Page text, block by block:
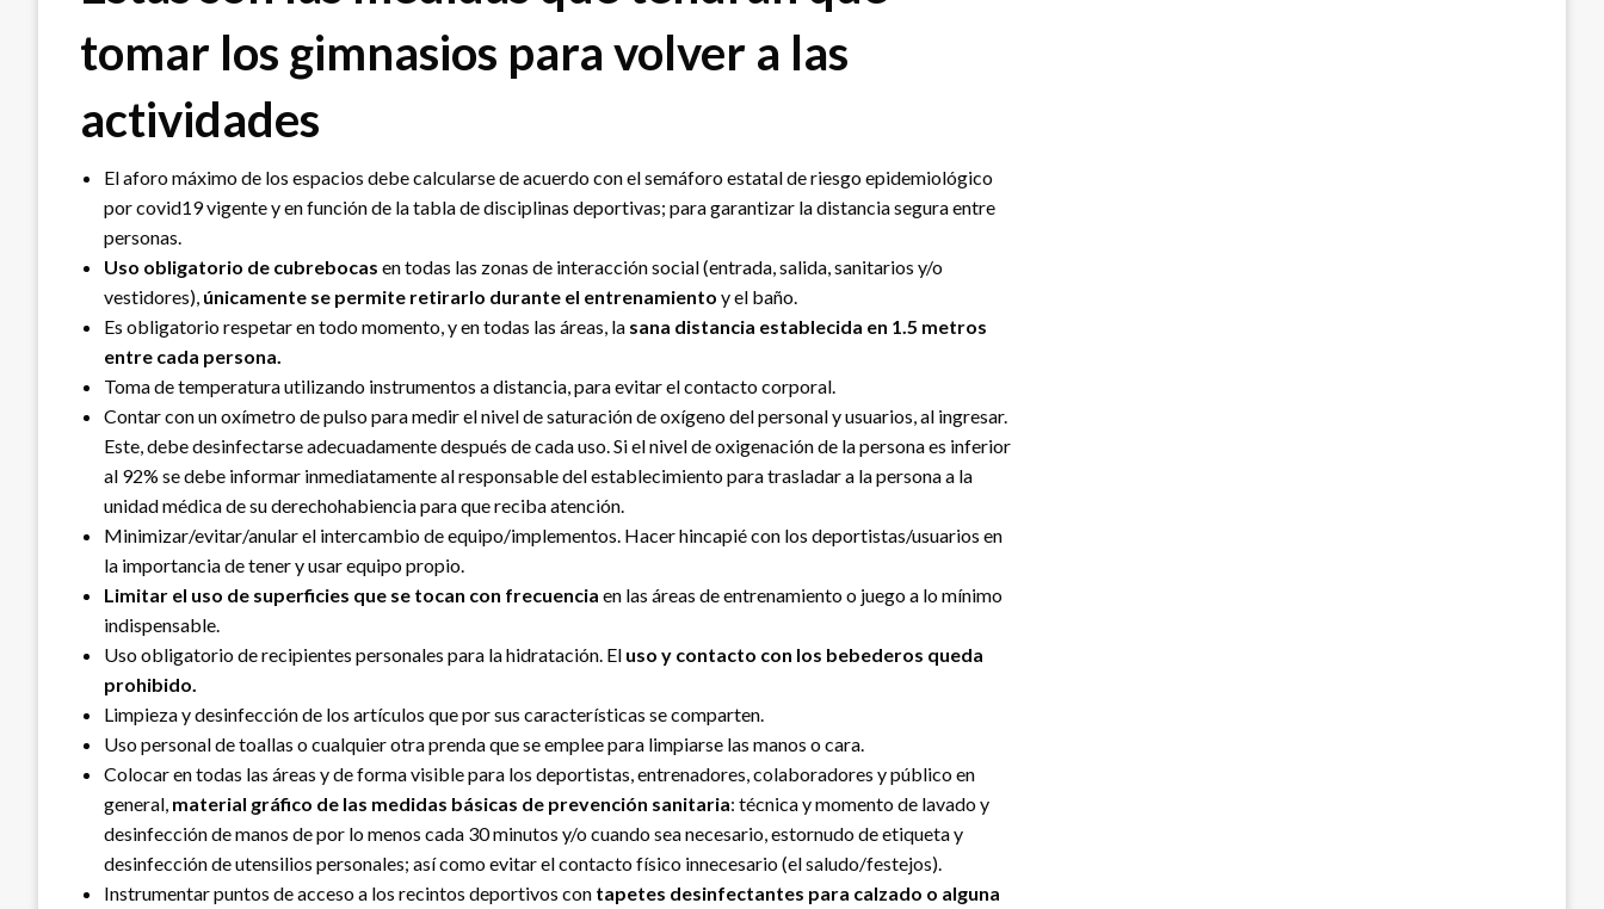
tomar los gimnasios para volver a las
actividades
El aforo máximo de los espacios debe calcularse de acuerdo con el semáforo estatal de riesgo epidemiológico
por covid19 vigente y en función de la tabla de disciplinas deportivas; para garantizar la distancia segura entre
personas.
Uso obligatorio de cubrebocas en todas las zonas de interacción social (entrada, salida, sanitarios y/o
vestidores), únicamente se permite retirarlo durante el entrenamiento y el baño.
Es obligatorio respetar en todo momento, y en todas las áreas, la sana distancia establecida en 1.5 metros
entre cada persona.
Toma de temperatura utilizando instrumentos a distancia, para evitar el contacto corporal.
Contar con un oxímetro de pulso para medir el nivel de saturación de oxígeno del personal y usuarios, al ingresar.
Este, debe desinfectarse adecuadamente después de cada uso. Si el nivel de oxigenación de la persona es inferior
al 92% se debe informar inmediatamente al responsable del establecimiento para trasladar a la persona a la
unidad médica de su derechohabiencia para que reciba atención.
Minimizar/evitar/anular el intercambio de equipo/implementos. Hacer hincapié con los deportistas/usuarios en
la importancia de tener y usar equipo propio.
Limitar el uso de superficies que se tocan con frecuencia en las áreas de entrenamiento o juego a lo mínimo
indispensable.
Uso obligatorio de recipientes personales para la hidratación. El uso y contacto con los bebederos queda
prohibido.
Limpieza y desinfección de los artículos que por sus características se comparten.
Uso personal de toallas o cualquier otra prenda que se emplee para limpiarse las manos o cara.
Colocar en todas las áreas y de forma visible para los deportistas, entrenadores, colaboradores y público en
general, material gráfico de las medidas básicas de prevención sanitaria: técnica y momento de lavado y
desinfección de manos de por lo menos cada 30 minutos y/o cuando sea necesario, estornudo de etiqueta y
desinfección de utensilios personales; así como evitar el contacto físico innecesario (el saludo/festejos).
Instrumentar puntos de acceso a los recintos deportivos con tapetes desinfectantes para calzado o alguna